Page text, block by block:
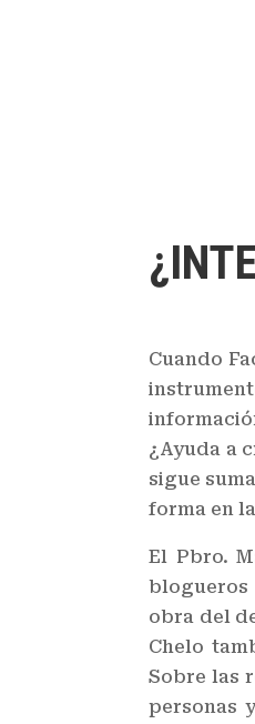
Cuando
¿Ayuda a
sigue
forma en
El Pbro.
obra del
Chelo
Sobre las
personas